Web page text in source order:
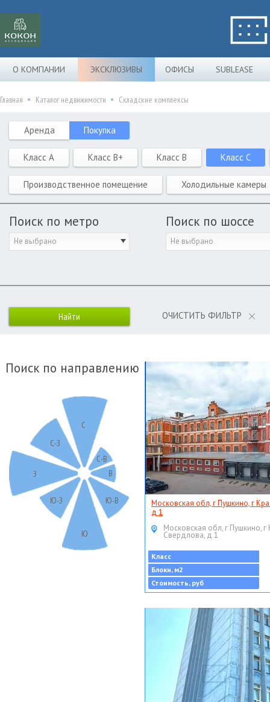
О КОМПАНИИ ЭКСКЛЮЗИВЫ ОФИСЫ SUBLEASE
Главная Каталог недвижимости Складские комплексы
Аренда Покупка
Класс A Класс B+ Класс B Класс C
Производственное помещение Холодильные камеры
Поиск по метро
Не выбрано
Поиск по шоссе
Не выбрано
ОЧИСТИТЬ ФИЛЬТР
Поиск по направлению
С
С-В
В
Ю-В
Ю
Ю-З
З
С-З
Московская обл, г Пушкино, г
д 1
Московская обл, г Пушкино, г
Свердлова, д 1
Класс
Блоки, м2
Стоимость, руб